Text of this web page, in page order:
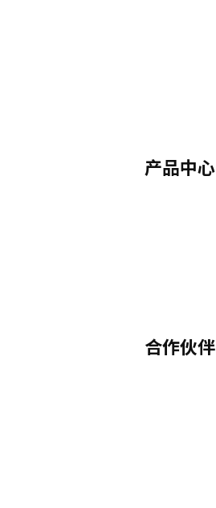
产品中心
合作伙伴